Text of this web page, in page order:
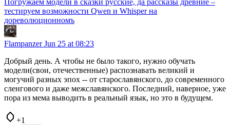
Погружаем модели в сказки русские, да рассказы древние –
тестируем возможности Qwen и Whisper на
дореволюционномъ
FlampanzerJun 25 at 08:23
Добрый день. А чтобы не было такого, нужно обучать
модели(свои, отечественные) распознавать великий и
могучий разных эпох -- от старославянского, до современного
сленгового и даже межславянского. Последний, наверное, уже
пора из мема выводить в реальный язык, но это в будущем.
+1